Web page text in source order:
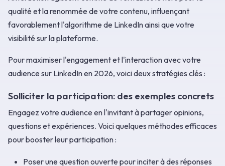
qualité et la renommée de votre contenu, influençant
favorablement l'algorithme de LinkedIn ainsi que votre
visibilité sur la plateforme.
Pour maximiser l'engagement et l'interaction avec votre
audience sur LinkedIn en 2026, voici deux stratégies clés :
Solliciter la participation: des exemples concrets
Engagez votre audience en l'invitant à partager opinions,
questions et expériences. Voici quelques méthodes efficaces
pour booster leur participation :
Poser une question ouverte pour inciter à des réponses